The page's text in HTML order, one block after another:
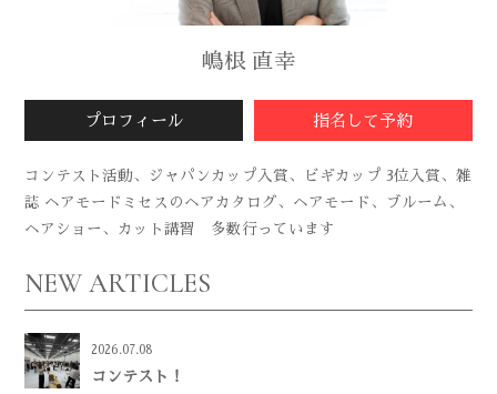
嶋根 直幸
プロフィール 指名して予約
コンテスト活動、ジャパンカップ入賞、ビギカップ 3位入賞、雑
誌 ヘアモードミセスのヘアカタログ、ヘアモード、ブルーム、
ヘアショー、カット講習 多数行っています
NEW ARTICLES
2026.07.08
コンテスト！